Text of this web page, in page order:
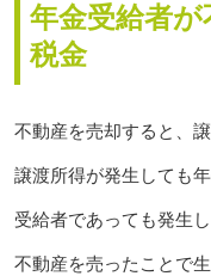
年金受給者
税金
不動産を売却すると、
譲渡所得が発生しても
受給者であっても発生し
不動産を売ったことで